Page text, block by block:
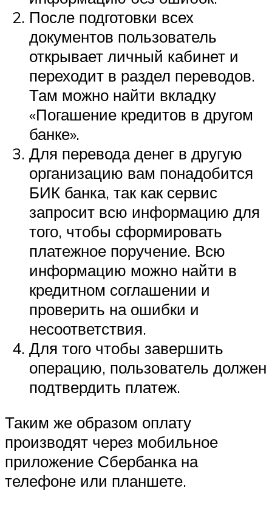
После подготовки всех
документов пользователь
открывает личный кабинет и
переходит в раздел переводов.
Там можно найти вкладку
«Погашение кредитов в другом
банке».
Для перевода денег в другую
организацию вам понадобится
БИК банка, так как сервис
запросит всю информацию для
того, чтобы сформировать
платежное поручение. Всю
информацию можно найти в
кредитном соглашении и
проверить на ошибки и
несоответствия.
Для того чтобы завершить
операцию, пользователь должен
подтвердить платеж.
Таким же образом оплату
производят через мобильное
приложение Сбербанка на
телефоне или планшете.